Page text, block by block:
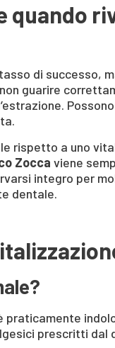
quando
di successo,
guarire
rispetto a uno
Zocca viene
integro per
dentale.
prescritti dal